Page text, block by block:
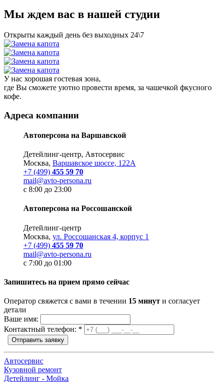
Мы ждем вас в нашей студии
Открыты каждый день без выходных 24\7
У нас хорошая гостевая зона,
где Вы сможете уютно провести время, за чашечкой фкусного
кофе.
Адреса компании
Автоперсона на Варшавской
Детейлинг-центр, Автосервис
Москва, Варшавское шоссе, 122А
+7 (499) 455 59 70
mail@avto-persona.ru
с 8:00 до 23:00
Автоперсона на Россошанской
Детейлинг-центр
Москва, ул. Россошанская 4, корпус 1
+7 (499) 455 59 70
mail@avto-persona.ru
с 7:00 до 01:00
Запишитесь на прием прямо сейчас
Оператор свяжется с вами в течении 15 минут и согласует
детали
Ваше имя:
Контактный телефон: *
Отправить заявку
Автосервис
Кузовной ремонт
Детейлинг - Мойка